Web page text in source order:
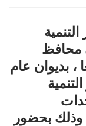
محافظ
، بديوان عام
وذلك بحضور